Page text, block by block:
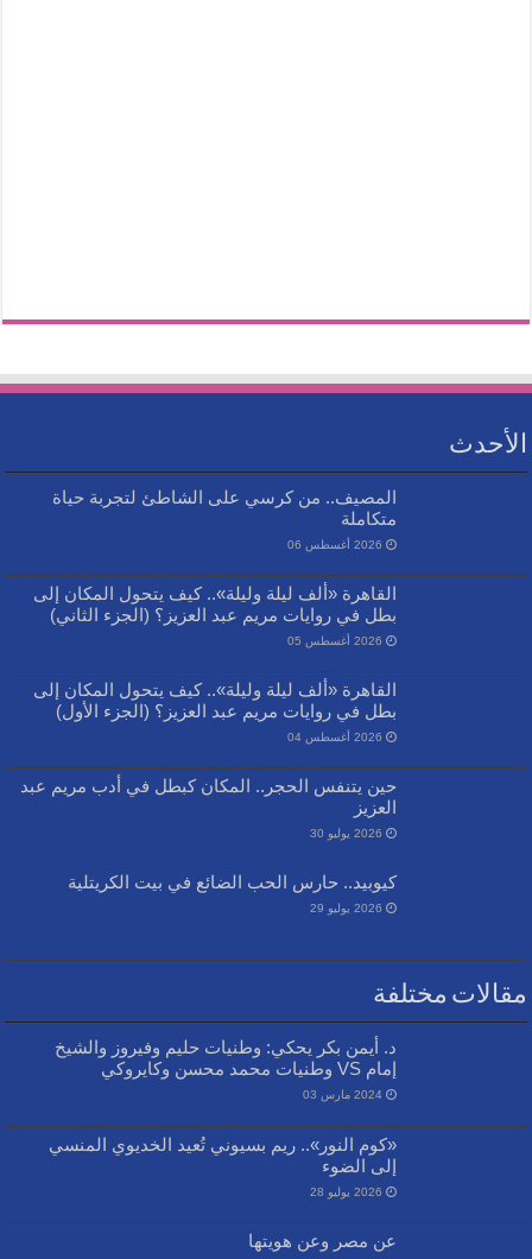
الأحدث
المصيف.. من كرسي على الشاطئ لتجربة حياة
متكاملة
2026 أغسطس 06
القاهرة «ألف ليلة وليلة».. كيف يتحول المكان إلى
بطل في روايات مريم عبد العزيز؟ (الجزء الثاني)
2026 أغسطس 05
القاهرة «ألف ليلة وليلة».. كيف يتحول المكان إلى
بطل في روايات مريم عبد العزيز؟ (الجزء الأول)
2026 أغسطس 04
حين يتنفس الحجر.. المكان كبطل في أدب مريم عبد
العزيز
2026 يوليو 30
كيوبيد.. حارس الحب الضائع في بيت الكريتلية
2026 يوليو 29
مقالات مختلفة
د. أيمن بكر يحكي: وطنيات حليم وفيروز والشيخ
إمام VS وطنيات محمد محسن وكايروكي
2024 مارس 03
«كوم النور».. ريم بسيوني تُعيد الخديوي المنسي
إلى الضوء
2026 يوليو 28
عن مصر وعن هويتها